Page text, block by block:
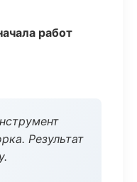
работ
Результат